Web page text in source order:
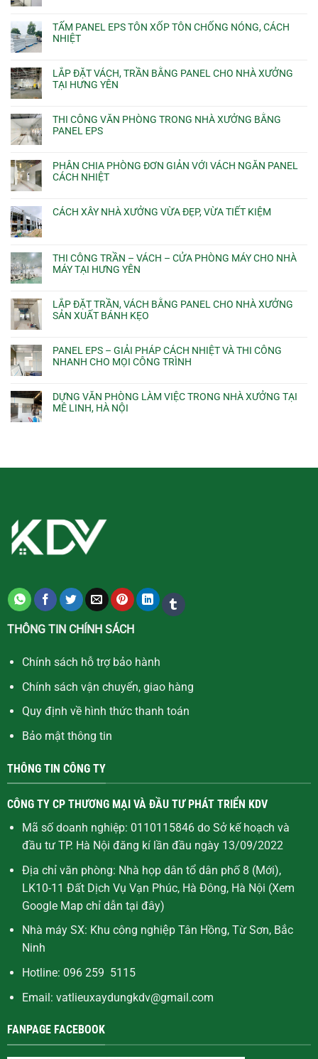
TẤM PANEL EPS TÔN XỐP TÔN CHỐNG NÓNG, CÁCH
NHIỆT
LẮP ĐẶT VÁCH, TRẦN BẰNG PANEL CHO NHÀ XƯỞNG
TẠI HƯNG YÊN
THI CÔNG VĂN PHÒNG TRONG NHÀ XƯỞNG BẰNG
PANEL EPS
PHÂN CHIA PHÒNG ĐƠN GIẢN VỚI VÁCH NGĂN PANEL
CÁCH NHIỆT
CÁCH XÂY NHÀ XƯỞNG VỪA ĐẸP, VỪA TIẾT KIỆM
THI CÔNG TRẦN – VÁCH – CỬA PHÒNG MÁY CHO NHÀ
MÁY TẠI HƯNG YÊN
LẮP ĐẶT TRẦN, VÁCH BẰNG PANEL CHO NHÀ XƯỞNG
SẢN XUẤT BÁNH KẸO
PANEL EPS – GIẢI PHÁP CÁCH NHIỆT VÀ THI CÔNG
NHANH CHO MỌI CÔNG TRÌNH
DỰNG VĂN PHÒNG LÀM VIỆC TRONG NHÀ XƯỞNG TẠI
MÊ LINH, HÀ NỘI
THÔNG TIN CHÍNH SÁCH
Chính sách hỗ trợ bảo hành
Chính sách vận chuyển, giao hàng
Quy định về hình thức thanh toán
Bảo mật thông tin
THÔNG TIN CÔNG TY
CÔNG TY CP THƯƠNG MẠI VÀ ĐẦU TƯ PHÁT TRIỂN KDV
Mã số doanh nghiệp: 0110115846 do Sở kế hoạch và
đầu tư TP. Hà Nội đăng kí lần đầu ngày 13/09/2022
Địa chỉ văn phòng: Nhà họp dân tổ dân phố 8 (Mới),
LK10-11 Đất Dịch Vụ Vạn Phúc, Hà Đông, Hà Nội (Xem
Google Map chỉ dẫn tại đây)
Nhà máy SX: Khu công nghiệp Tân Hồng, Từ Sơn, Bắc
Ninh
Hotline: 096 259 5115
Email: vatlieuxaydungkdv@gmail.com
FANPAGE FACEBOOK